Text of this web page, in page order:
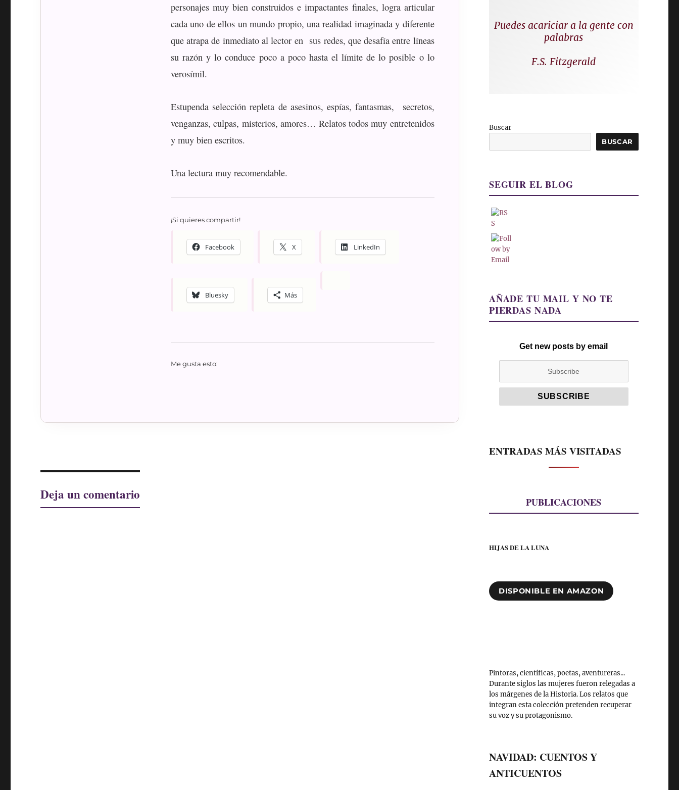
personajes muy bien construidos e impactantes finales, logra articular
cada uno de ellos un mundo propio, una realidad imaginada y diferente
que atrapa de inmediato al lector en sus redes, que desafía entre líneas
su razón y lo conduce poco a poco hasta el límite de lo posible o lo
verosímil.
Estupenda selección repleta de asesinos, espías, fantasmas, secretos,
venganzas, culpas, misterios, amores… Relatos todos muy entretenidos
y muy bien escritos.
Una lectura muy recomendable.
¡Si quieres compartir!
Facebook X LinkedIn
Bluesky Más
Me gusta esto:
Deja un comentario
Puedes acariciar a la gente con
palabras
F.S. Fitzgerald
Buscar
BUSCAR
SEGUIR EL BLOG
AÑADE TU MAIL Y NO TE
PIERDAS NADA
Get new posts by email
ENTRADAS MÁS VISITADAS
PUBLICACIONES
HIJAS DE LA LUNA
DISPONIBLE EN AMAZON
Pintoras, científicas, poetas, aventureras...
Durante siglos las mujeres fueron relegadas a
los márgenes de la Historia. Los relatos que
integran esta colección pretenden recuperar
su voz y su protagonismo.
NAVIDAD: CUENTOS Y
ANTICUENTOS